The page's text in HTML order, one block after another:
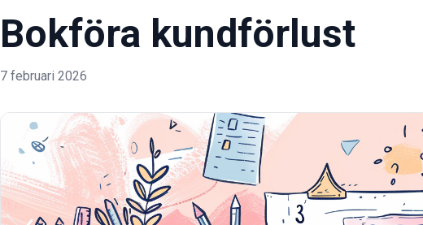
Bokföra kundförlust
7 februari 2026